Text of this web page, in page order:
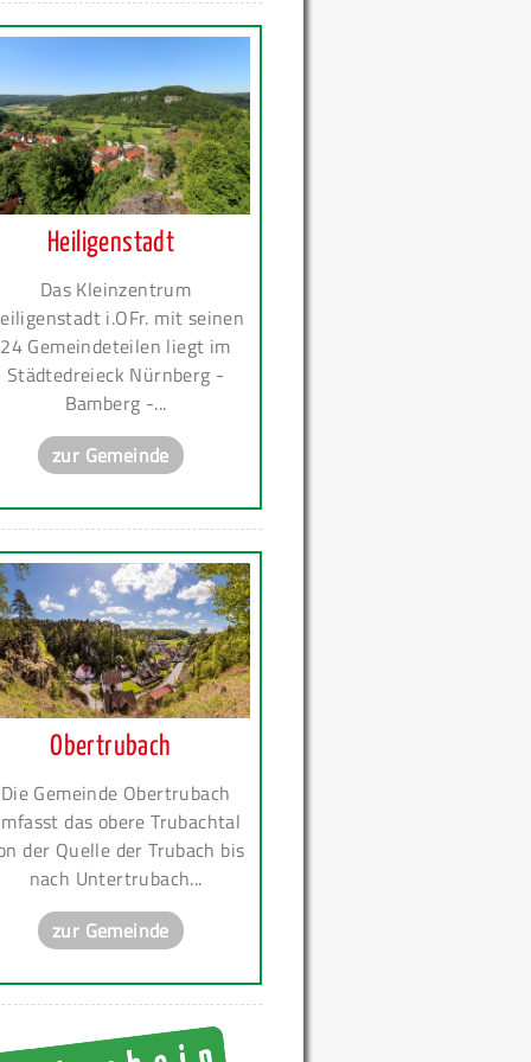
Heiligenstadt
Das Kleinzentrum
i.OFr. mit seinen
24 Gemeindeteilen liegt im
Städtedreieck Nürnberg -
Bamberg -...
zur Gemeinde
Obertrubach
Die Gemeinde Obertrubach
das obere Trubachtal
der Quelle der Trubach bis
nach Untertrubach...
zur Gemeinde